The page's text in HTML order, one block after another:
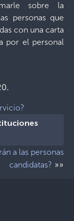
sobre la
personas que
con una carta
por el personal
a las personas
candidatas? »»